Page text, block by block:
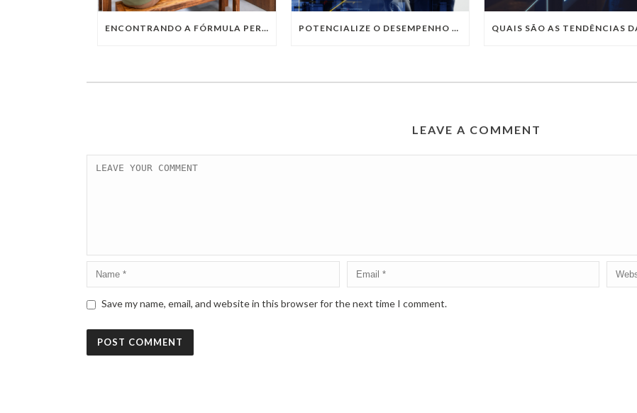
ENCONTRANDO A FÓRMULA PERFEITA: TRABALHO PRESENCIAL, HOME OFFICE OU TRABALHO HÍBRIDO? POTENCIALIZE O DESEMPENHO DA SUA EMPRESA COM OS SERVIÇOS DE TI DA VIVO VITA
LEAVE A COMMENT
Save my name, email, and website in this browser for the next time I comment.